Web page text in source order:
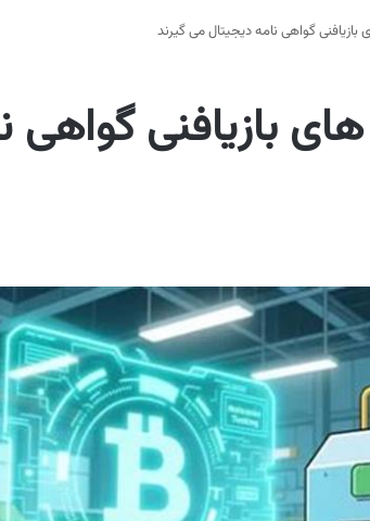
گواهی نامه دیجیتال می گیرند
بازیافنی گواهی